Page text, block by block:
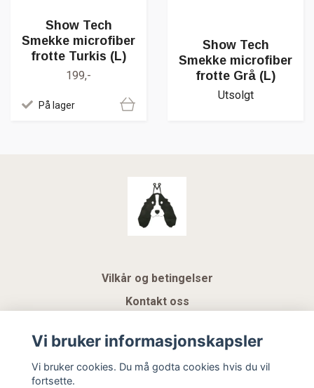
Show Tech
Smekke microfiber
frotte Turkis (L)
199,-
På lager
Show Tech
Smekke microfiber
frotte Grå (L)
Utsolgt
Vilkår og betingelser
Kontakt oss
Gavekort
Vi bruker informasjonskapsler
Vi bruker cookies. Du må godta cookies hvis du vil
fortsette.